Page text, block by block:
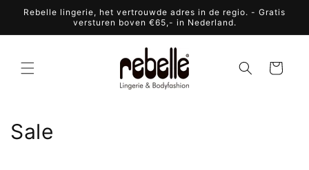
naar de
Rebelle lingerie, het vertrouwde adres in de regio. - Gratis
versturen boven €65,- in Nederland.
Winkelwagen
C
Sale